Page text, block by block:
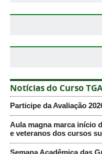
Notícias do Curso
Participe da Avaliação
Aula magna marca início
e veteranos dos cursos